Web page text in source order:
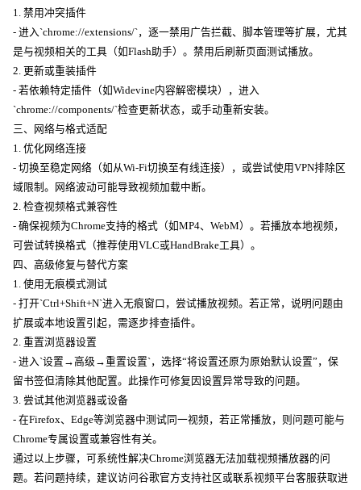
1. 禁用冲突插件
- 进入`chrome://extensions/`，逐一禁用广告拦截、脚本管理等扩展，尤其
是与视频相关的工具（如Flash助手）。禁用后刷新页面测试播放。
2. 更新或重装插件
- 若依赖特定插件（如Widevine内容解密模块），进入
`chrome://components/`检查更新状态，或手动重新安装。
三、网络与格式适配
1. 优化网络连接
- 切换至稳定网络（如从Wi-Fi切换至有线连接），或尝试使用VPN排除区
域限制。网络波动可能导致视频加载中断。
2. 检查视频格式兼容性
- 确保视频为Chrome支持的格式（如MP4、WebM）。若播放本地视频，
可尝试转换格式（推荐使用VLC或HandBrake工具）。
四、高级修复与替代方案
1. 使用无痕模式测试
- 打开`Ctrl+Shift+N`进入无痕窗口，尝试播放视频。若正常，说明问题由
扩展或本地设置引起，需逐步排查插件。
2. 重置浏览器设置
- 进入`设置→高级→重置设置`，选择“将设置还原为原始默认设置”，保
留书签但清除其他配置。此操作可修复因设置异常导致的问题。
3. 尝试其他浏览器或设备
- 在Firefox、Edge等浏览器中测试同一视频，若正常播放，则问题可能与
Chrome专属设置或兼容性有关。
通过以上步骤，可系统性解决Chrome浏览器无法加载视频播放器的问
题。若问题持续，建议访问谷歌官方支持社区或联系视频平台客服获取进